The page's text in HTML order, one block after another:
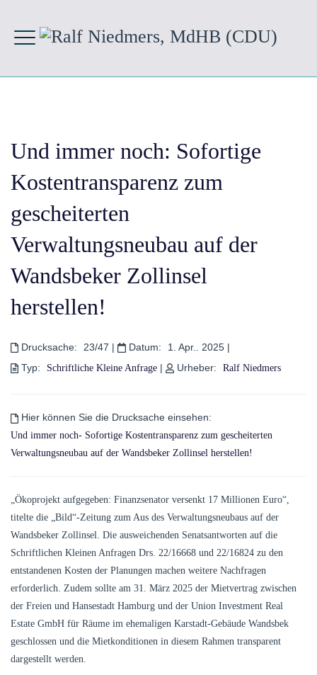
Und immer noch: Sofortige
Kostentransparenz zum
gescheiterten
Verwaltungsneubau auf der
Wandsbeker Zollinsel
herstellen!
Drucksache: 23/47 | Datum: 1. Apr.. 2025 |
Typ:
Schriftliche Kleine Anfrage | Urheber: Ralf Niedmers
Hier können Sie die Drucksache einsehen:
Und immer noch- Sofortige Kostentransparenz zum gescheiterten
Verwaltungsneubau auf der Wandsbeker Zollinsel herstellen!
„Ökoprojekt aufgegeben: Finanzsenator versenkt 17 Millionen Euro“,
titelte die „Bild“-Zeitung zum Aus des Verwaltungsneubaus auf der
Wandsbeker Zollinsel. Die ausweichenden Senatsantworten auf die
Schriftlichen Kleinen Anfragen Drs. 22/16668 und 22/16824 zu den
entstandenen Kosten der Planungen machen weitere Nachfragen
erforderlich. Zudem sollte am 31. März 2025 der Mietvertrag zwischen
der Freien und Hansestadt Hamburg und der Union Investment Real
Estate GmbH für Räume im ehemaligen Karstadt-Gebäude Wandsbek
geschlossen und die Mietkonditionen in diesem Rahmen transparent
dargestellt werden.